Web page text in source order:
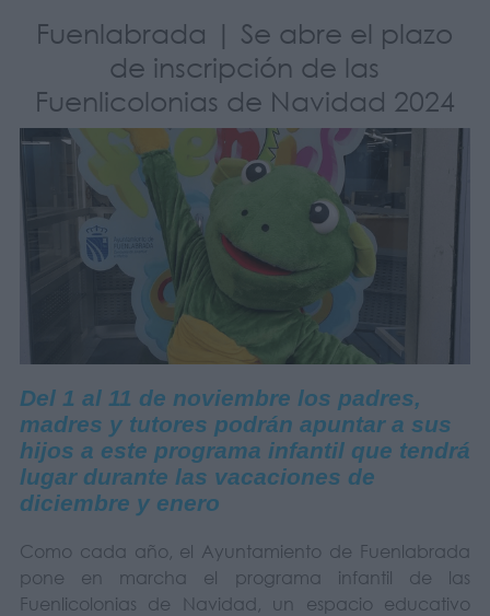
Fuenlabrada | Se abre el plazo
de inscripción de las
Fuenlicolonias de Navidad 2024
Del 1 al 11 de noviembre los padres,
madres y tutores podrán apuntar a sus
hijos a este programa infantil que tendrá
lugar durante las vacaciones de
diciembre y enero
Como cada año, el Ayuntamiento de Fuenlabrada
pone en marcha el programa infantil de las
Fuenlicolonias de Navidad, un espacio educativo